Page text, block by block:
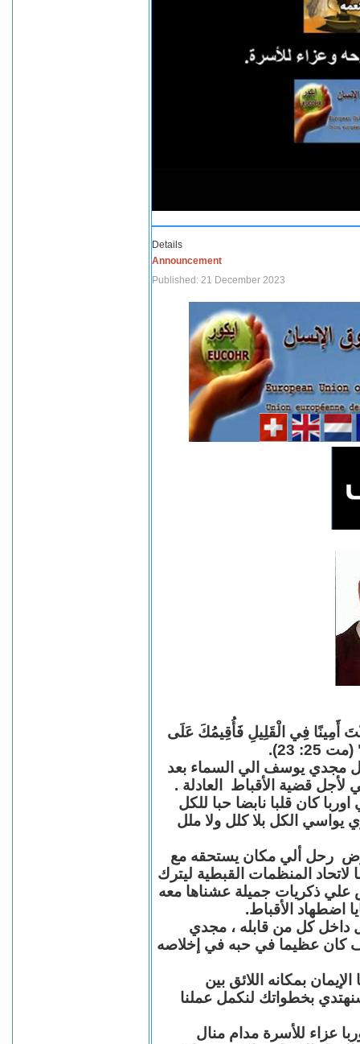
Details
Announcement
Published: 21 December 2023
أَمِينًا فِي الْقَلِيلِ فَأُقِيمُكَ عَلَى
23).
مجدي يوسف الي السماء بعد
قضية الأقباط العادلة .
كان قلبا نابضا حبا للكل
يواسي الكل بلا كلل ولا ملل
رحل ألي مكان يستحقه مع
المنظمات القبطية ليترك
علي ذكريات جميلة عشناها معه
اضطهاد الأقباط.
داخل كل من قابله ، مجدي
عظيما في حبه في إخلاصه
بمكانه اللائق بين
بخطواتك لنكمل عملنا
عزاء للأسرة مدام منال